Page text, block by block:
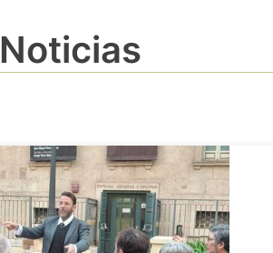
Noticias